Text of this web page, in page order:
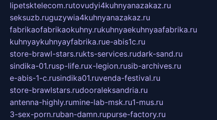
lipetsktelecom.rutovudyi4kuhnyanazakaz.ru
seksuzb.ruguzywia4kuhnyanazakaz.ru
fabrikaofabrikaokuhny.rukuhnyaekuhnyaafabrika.ru
kuhnyaykuhnyayfabrika.rue-abis1c.ru
store-brawl-stars.rukts-services.rudark-sand.ru
sindika-01.rusp-life.rux-legion.rusib-archives.ru
e-abis-1-c.rusindika01.ruvenda-festival.ru
store-brawlstars.rudooraleksandria.ru
antenna-highly.rumine-lab-msk.ru1-mus.ru
3-sex-porn.ruban-damn.rupurse-factory.ru